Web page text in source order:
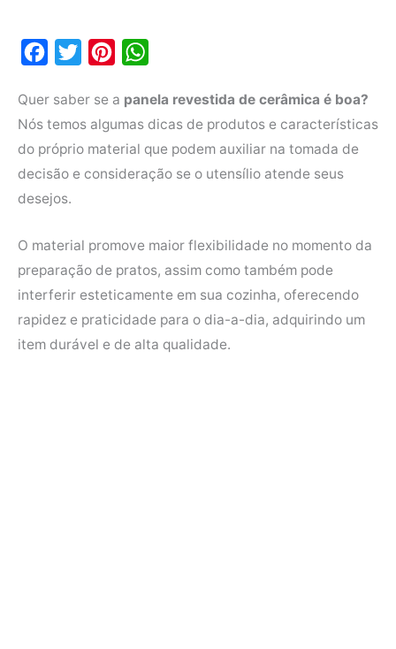
c
e
b
o
k
i
t
t
n
t
e
s
t
a
t
s
A
p
Quer saber se a panela revestida de cerâmica é boa?
Nós temos algumas dicas de produtos e características
do próprio material que podem auxiliar na tomada de
decisão e consideração se o utensílio atende seus
desejos.
O material promove maior flexibilidade no momento da
preparação de pratos, assim como também pode
interferir esteticamente em sua cozinha, oferecendo
rapidez e praticidade para o dia-a-dia, adquirindo um
item durável e de alta qualidade.